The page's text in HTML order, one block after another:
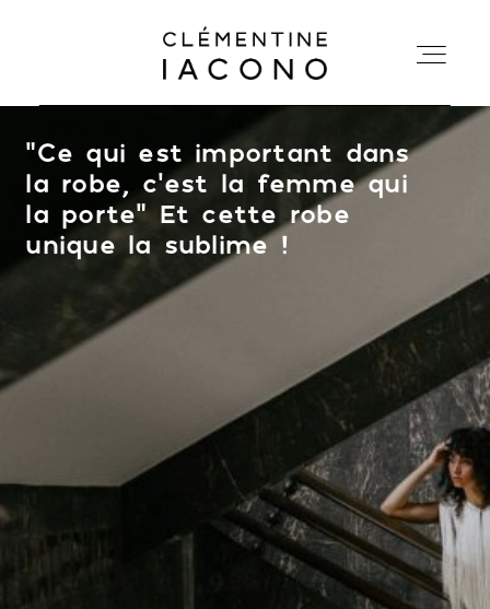
ACCUEIL
COLLECTIONS
MARIÉES
JOURNAL
“Ce qui est important dans
la robe, c’est la femme qui
la porte" Et cette robe
unique la sublime !